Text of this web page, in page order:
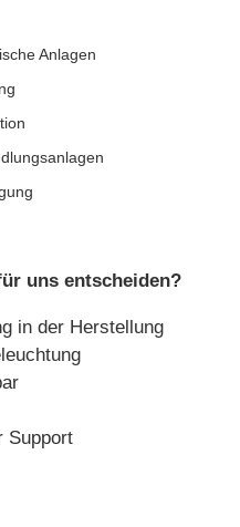
Anlagen
uns entscheiden?
in der Herstellung
Support